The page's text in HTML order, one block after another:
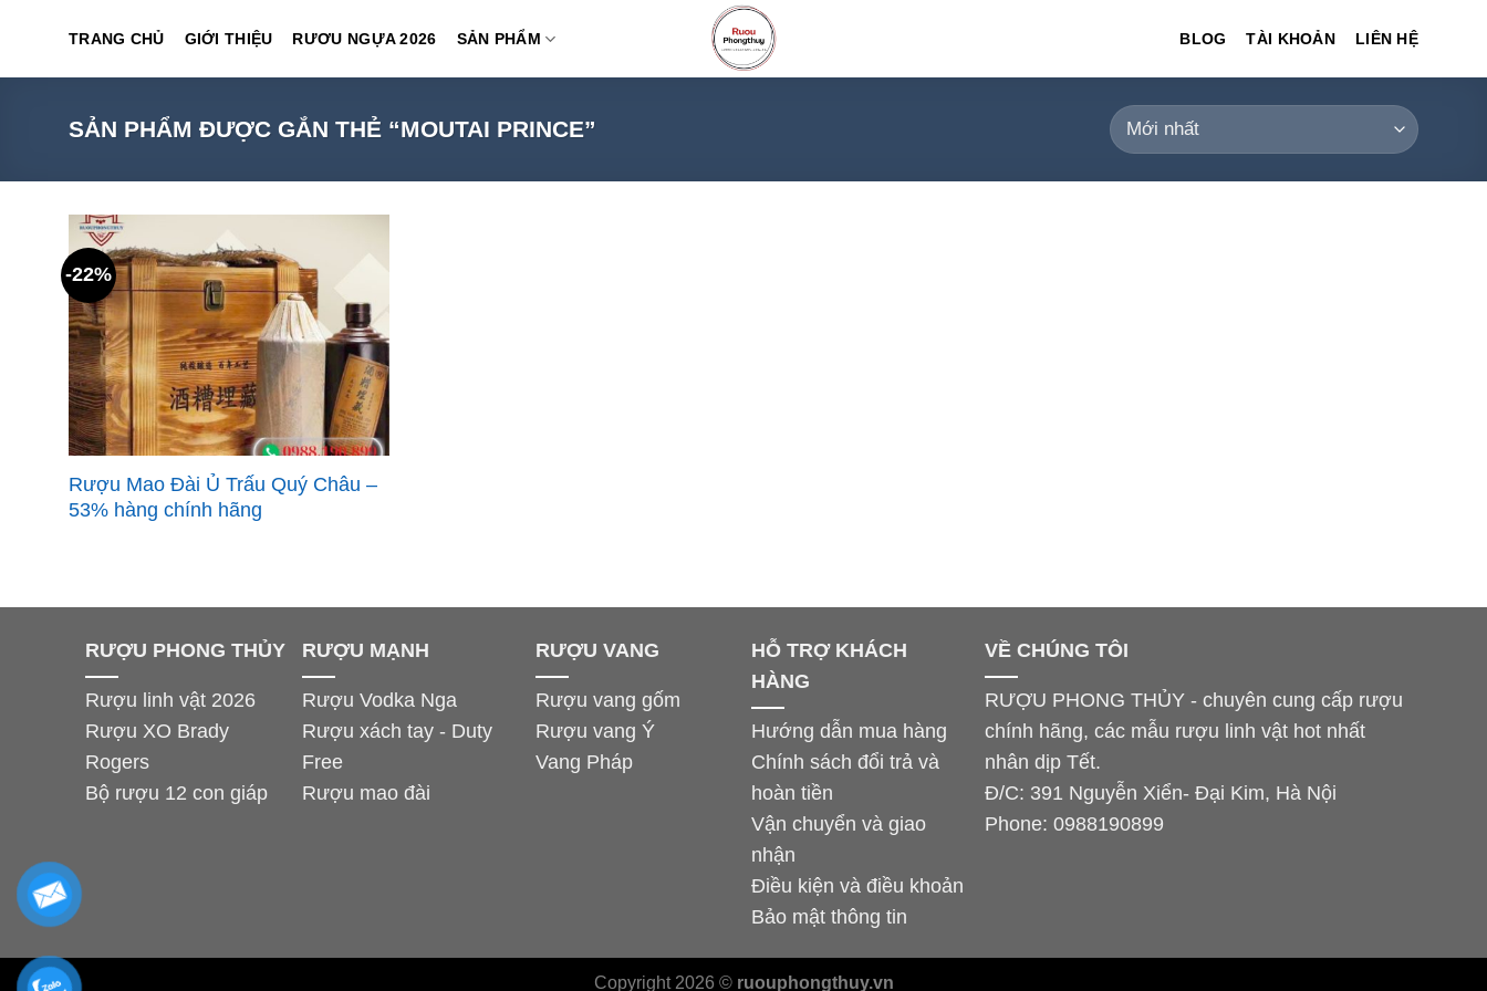
content
TRANG CHỦ GIỚI THIỆU RƯƠU NGỰA 2026 SẢN PHẨM BLOG TÀI KHOẢN LIÊN HỆ
SẢN PHẨM ĐƯỢC GẮN THẺ “MOUTAI PRINCE”
-22%
Rượu Mao Đài Ủ Trấu Quý Châu –
53% hàng chính hãng
RƯỢU PHONG THỦY
Rượu linh vật 2026
Rượu XO Brady
Rogers
Bộ rượu 12 con giáp
RƯỢU MẠNH
Rượu Vodka Nga
Rượu xách tay - Duty
Free
Rượu mao đài
RƯỢU VANG
Rượu vang gốm
Rượu vang Ý
Vang Pháp
HỖ TRỢ KHÁCH
HÀNG
Hướng dẫn mua hàng
Chính sách đổi trả và
hoàn tiền
Vận chuyển và giao
nhận
Điều kiện và điều khoản
Bảo mật thông tin
VỀ CHÚNG TÔI
RƯỢU PHONG THỦY - chuyên cung cấp rượu
chính hãng, các mẫu rượu linh vật hot nhất
nhân dịp Tết.
Đ/C: 391 Nguyễn Xiển- Đại Kim, Hà Nội
Phone:0988190899
Copyright 2026 © ruouphongthuy.vn